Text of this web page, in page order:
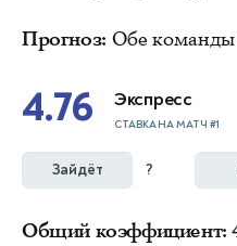
Прогноз: Обе команды
4.76 Экспресс
СТАВКА НА МАТЧ #1
Зайдёт ?
Общий коэффициент: